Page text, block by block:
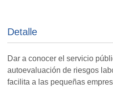
Detalle
Dar a conocer el servicio
autoevaluación de riesgos
facilita a las pequeñas